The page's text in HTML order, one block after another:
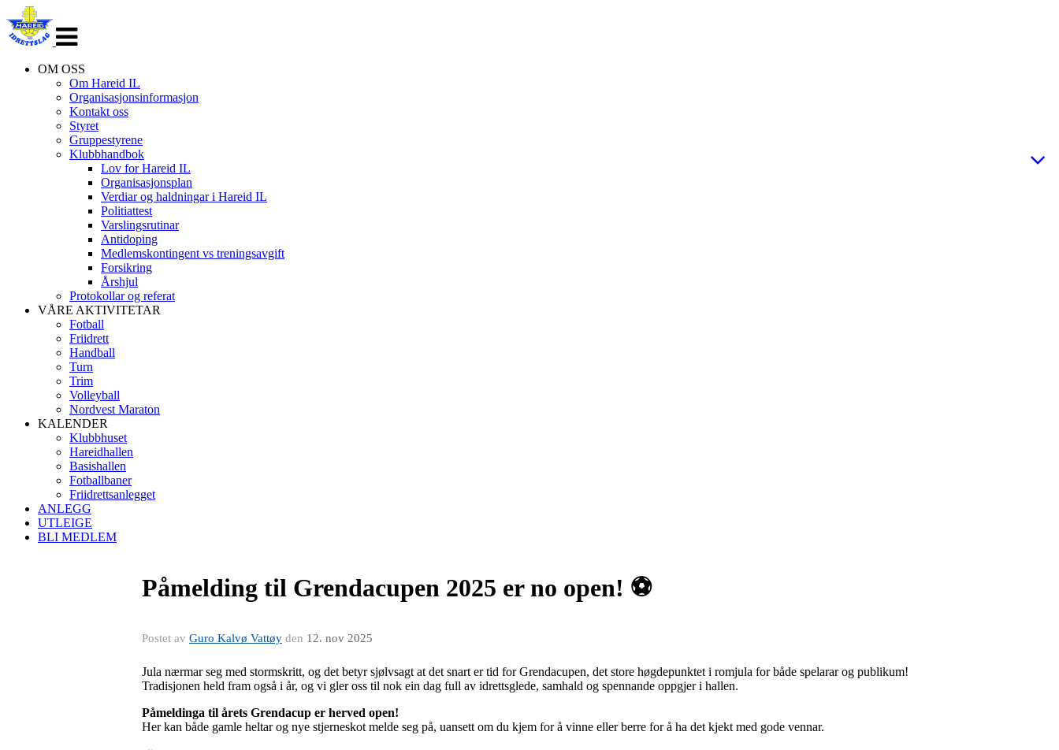
navigasjon
OM OSS
Om Hareid IL
Organisasjonsinformasjon
Kontakt oss
Styret
Gruppestyrene
Klubbhandbok
Lov for Hareid IL
Organisasjonsplan
Verdiar og haldningar i Hareid IL
Politiattest
Varslingsrutinar
Antidoping
Medlemskontingent vs treningsavgift
Forsikring
Årshjul
Protokollar og referat
VÅRE AKTIVITETAR
Fotball
Friidrett
Handball
Turn
Trim
Volleyball
Nordvest Maraton
KALENDER
Klubbhuset
Hareidhallen
Basishallen
Fotballbaner
Friidrettsanlegget
ANLEGG
UTLEIGE
BLI MEDLEM
Påmelding til Grendacupen 2025 er no open! ⚽️
Postet av Guro Kalvø Vattøy den 12. nov 2025
Jula nærmar seg med stormskritt, og det betyr sjølvsagt at det snart er tid for Grendacupen, det store høgdepunktet i romjula for både spelarar og publikum!
Tradisjonen held fram også i år, og vi gler oss til nok ein dag full av idrettsglede, samhald og spennande oppgjer i hallen.
Påmeldinga til årets Grendacup er herved open!
Her kan både gamle heltar og nye stjerneskot melde seg på, uansett om du kjem for å vinne eller berre for å ha det kjekt med gode vennar.